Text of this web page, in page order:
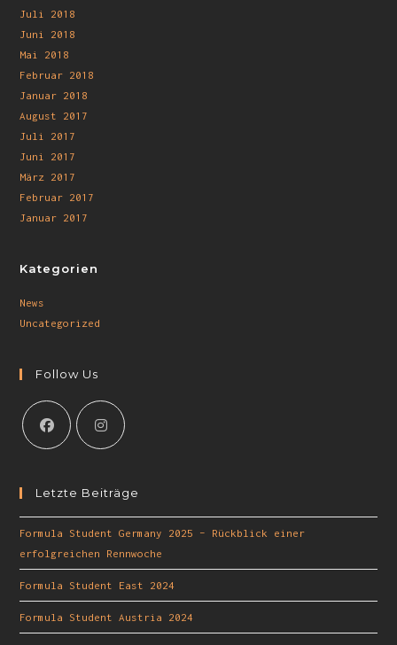
Juli 2018
Juni 2018
Mai 2018
Februar 2018
Januar 2018
August 2017
Juli 2017
Juni 2017
März 2017
Februar 2017
Januar 2017
Kategorien
News
Uncategorized
Follow Us
Letzte Beiträge
Formula Student Germany 2025 – Rückblick einer
erfolgreichen Rennwoche
Formula Student East 2024
Formula Student Austria 2024